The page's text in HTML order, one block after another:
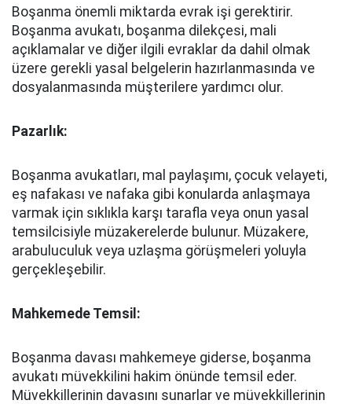
Boşanma önemli miktarda evrak işi gerektirir.
Boşanma avukatı, boşanma dilekçesi, mali
açıklamalar ve diğer ilgili evraklar da dahil olmak
üzere gerekli yasal belgelerin hazırlanmasında ve
dosyalanmasında müşterilere yardımcı olur.
Pazarlık:
Boşanma avukatları, mal paylaşımı, çocuk velayeti,
eş nafakası ve nafaka gibi konularda anlaşmaya
varmak için sıklıkla karşı tarafla veya onun yasal
temsilcisiyle müzakerelerde bulunur. Müzakere,
arabuluculuk veya uzlaşma görüşmeleri yoluyla
gerçekleşebilir.
Mahkemede Temsil:
Boşanma davası mahkemeye giderse, boşanma
avukatı müvekkilini hakim önünde temsil eder.
Müvekkillerinin davasını sunarlar ve müvekkillerinin